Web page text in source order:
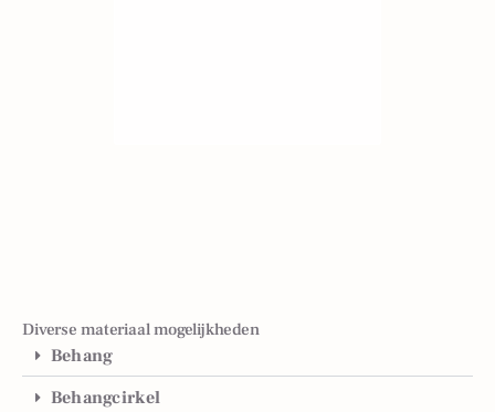
Diverse materiaal mogelijkheden
Behang
Behangcirkel